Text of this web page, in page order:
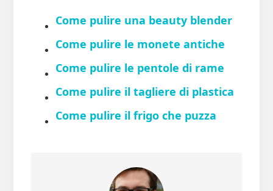
Come pulire una beauty blender
Come pulire le monete antiche
Come pulire le pentole di rame
Come pulire il tagliere di plastica
Come pulire il frigo che puzza